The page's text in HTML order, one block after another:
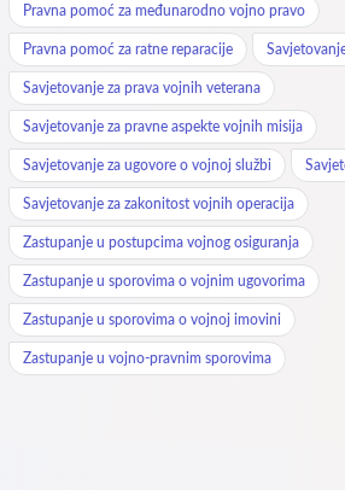
Pravna pomoć za međunarodno vojno pravo
Pravna pomoć za ratne reparacije
Savjetovanje za prava vojnih veterana
Savjetovanje za pravne aspekte vojnih misija
Savjetovanje za ugovore o vojnoj službi
Savjetovanje za zakonitost vojnih operacija
Zastupanje u postupcima vojnog osiguranja
Zastupanje u sporovima o vojnim ugovorima
Zastupanje u sporovima o vojnoj imovini
Zastupanje u vojno-pravnim sporovima